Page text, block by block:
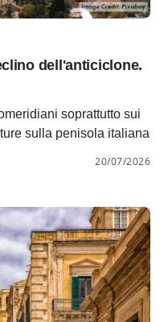
dell'anticiclone.
soprattutto sui
sulla penisola italiana
20/07/2026